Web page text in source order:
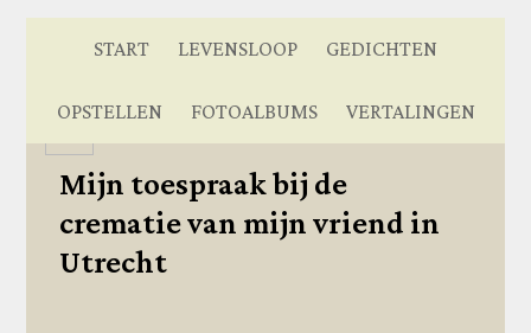
START LEVENSLOOP GEDICHTEN
OPSTELLEN FOTOALBUMS VERTALINGEN
A A
Mijn toespraak bij de
crematie van mijn vriend in
Utrecht